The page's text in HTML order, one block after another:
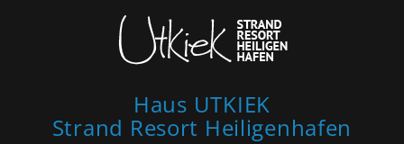
Haus UTKIEK
Strand Resort Heiligenhafen